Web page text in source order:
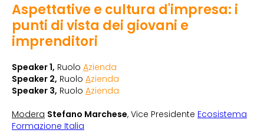
Aspettative e cultura d'impresa: i
punti di vista dei giovani e
imprenditori
Speaker 1, Ruolo Azienda
Speaker 2, Ruolo Azienda
Speaker 3, Ruolo Azienda
Modera Stefano Marchese, Vice Presidente Ecosistema
Formazione Italia